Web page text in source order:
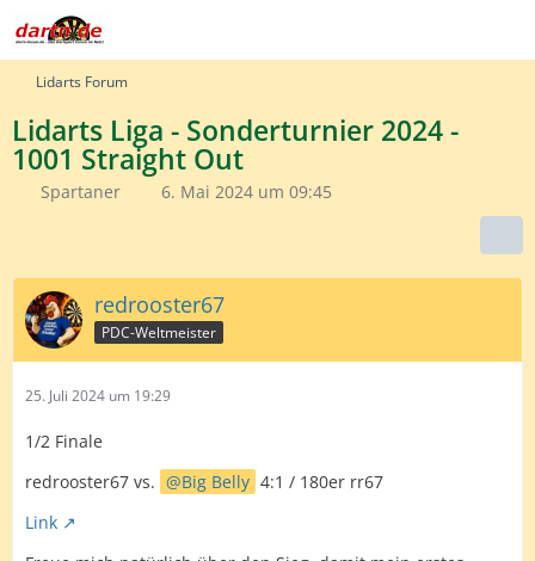
Lidarts Forum
Lidarts Liga - Sonderturnier 2024 -
1001 Straight Out
Spartaner 6. Mai 2024 um 09:45
redrooster67
PDC-Weltmeister
25. Juli 2024 um 19:29
1/2 Finale
redrooster67 vs.
Big Belly 4:1 / 180er rr67
Link